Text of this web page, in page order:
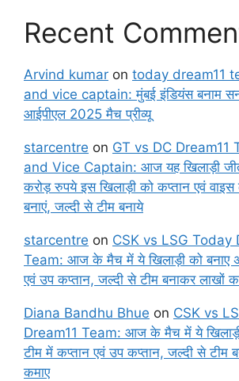
Recent
Arvind kumar on today dream11
and vice captain: मुंबई इंडियंस बनाम
आईपीएल 2025 मैच प्रीव्यू
starcentre on GT vs DC Dream11
and Vice Captain: आज यह खिलाड़ी
करोड़ रुपये इस खिलाड़ी को कप्तान एवं
बनाएं, जल्दी से टीम बनाये
starcentre on CSK vs LSG Today
Team: आज के मैच में ये खिलाड़ी को बनाए
एवं उप कप्तान, जल्दी से टीम बनाकर लाखों
Diana Bandhu Bhue on CSK vs
Dream11 Team: आज के मैच में ये
टीम में कप्तान एवं उप कप्तान, जल्दी से टीम
कमाए